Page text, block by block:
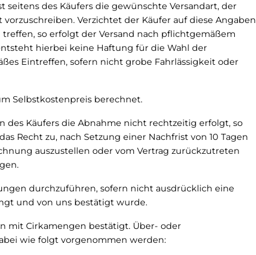
seitens des Käufers die gewünschte Versandart, der
Verzichtet der Käufer auf diese Angaben
treffen, so erfolgt der Versand nach pflichtgemäßem
hierbei keine Haftung für die Wahl der
Eintreffen, sofern nicht grobe Fahrlässigkeit oder
Selbstkostenpreis berechnet.
des Käufers die Abnahme nicht rechtzeitig erfolgt, so
Recht zu, nach Setzung einer Nachfrist von 10 Tagen
auszustellen oder vom Vertrag zurückzutreten
durchzuführen, sofern nicht ausdrücklich eine
und von uns bestätigt wurde.
mit Cirkamengen bestätigt. Über- oder
wie folgt vorgenommen werden: